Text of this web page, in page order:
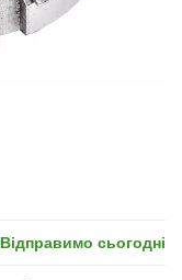
Відправимо сьогодні